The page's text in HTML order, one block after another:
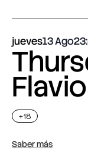
jueves13 Ago
+18
Saber más